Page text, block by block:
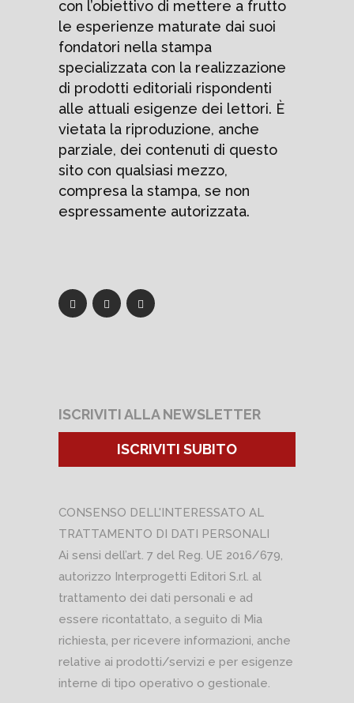
con l’obiettivo di mettere a frutto
le esperienze maturate dai suoi
fondatori nella stampa
specializzata con la realizzazione
di prodotti editoriali rispondenti
alle attuali esigenze dei lettori. È
vietata la riproduzione, anche
parziale, dei contenuti di questo
sito con qualsiasi mezzo,
compresa la stampa, se non
espressamente autorizzata.
ISCRIVITI ALLA NEWSLETTER
ISCRIVITI SUBITO
CONSENSO DELL'INTERESSATO AL
TRATTAMENTO DI DATI PERSONALI
Ai sensi dell’art. 7 del Reg. UE 2016/679,
autorizzo Interprogetti Editori S.r.l. al
trattamento dei dati personali e ad
essere ricontattato, a seguito di Mia
richiesta, per ricevere informazioni, anche
relative ai prodotti/servizi e per esigenze
interne di tipo operativo o gestionale.